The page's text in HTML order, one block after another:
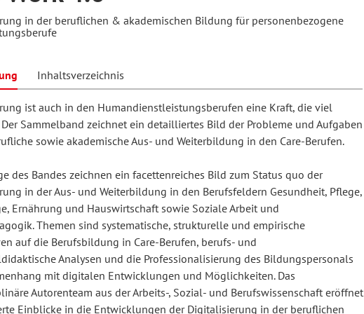
und Unterrichtsforschung
Forum
für
in der beruflichen & akademischen Bildung für personenbezogene
Inhaltsverzeichnis
ist auch in den Humandienstleistungsberufen eine Kraft, die viel
Sammelband zeichnet ein detailliertes Bild der Probleme und Aufgaben
sowie akademische Aus- und Weiterbildung in den Care-Berufen.
des Bandes zeichnen ein facettenreiches Bild zum Status quo der
in der Aus- und Weiterbildung in den Berufsfeldern Gesundheit, Pflege,
Ernährung und Hauswirtschaft sowie Soziale Arbeit und
Themen sind systematische, strukturelle und empirische
auf die Berufsbildung in Care-Berufen, berufs- und
Analysen und die Professionalisierung des Bildungspersonals
mit digitalen Entwicklungen und Möglichkeiten. Das
Autorenteam aus der Arbeits-, Sozial- und Berufswissenschaft eröffnet
Einblicke in die Entwicklungen der Digitalisierung in der beruflichen